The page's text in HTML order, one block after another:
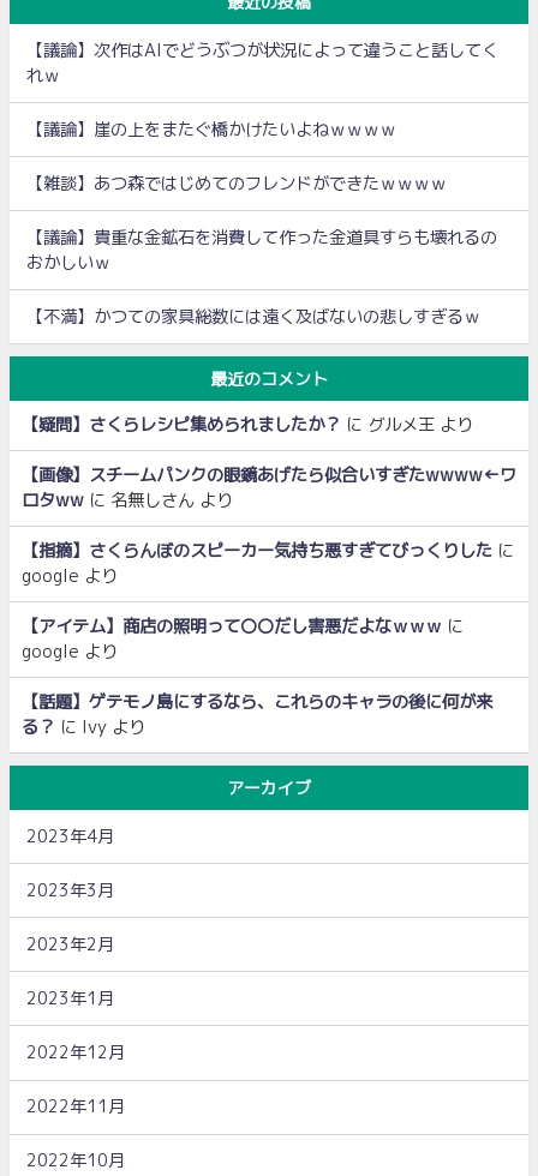
【議論】次作はAIでどうぶつが状況によって違うこと話してく
れｗ
【議論】崖の上をまたぐ橋かけたいよねｗｗｗｗ
【雑談】あつ森ではじめてのフレンドができたｗｗｗｗ
【議論】貴重な金鉱石を消費して作った金道具すらも壊れるの
おかしいｗ
【不満】かつての家具総数には遠く及ばないの悲しすぎるｗ
最近のコメント
【疑問】さくらレシピ集められましたか？ に グルメ王 より
【画像】スチームパンクの眼鏡あげたら似合いすぎたwwww←ワ
ロタww に 名無しさん より
【指摘】さくらんぼのスピーカー気持ち悪すぎてびっくりした に
google より
【アイテム】商店の照明って〇〇だし害悪だよなｗｗｗ に
google より
【話題】ゲテモノ島にするなら、これらのキャラの後に何が来
る？ に Ivy より
アーカイブ
2023年4月
2023年3月
2023年2月
2023年1月
2022年12月
2022年11月
2022年10月